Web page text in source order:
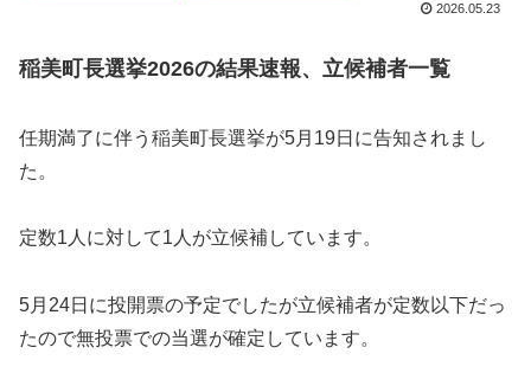
2026.05.23
稲美町長選挙2026の結果速報、立候補者一覧
任期満了に伴う稲美町長選挙が5月19日に告知されまし
た。
定数1人に対して1人が立候補しています。
5月24日に投開票の予定でしたが立候補者が定数以下だっ
たので無投票での当選が確定しています。